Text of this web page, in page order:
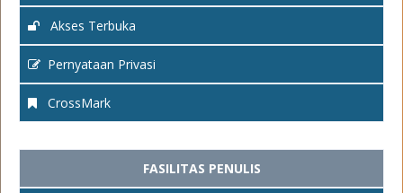
Akses Terbuka
Pernyataan Privasi
CrossMark
FASILITAS PENULIS